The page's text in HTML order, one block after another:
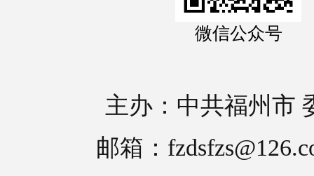
微信公众号
主办：中共福州市
邮箱：